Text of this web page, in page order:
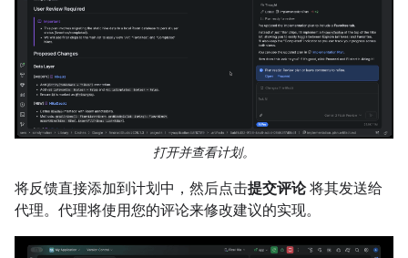
打开并查看计划。
将反馈直接添加到计划中，然后点击提交评论将其发送给
代理。代理将使用您的评论来修改建议的实现。